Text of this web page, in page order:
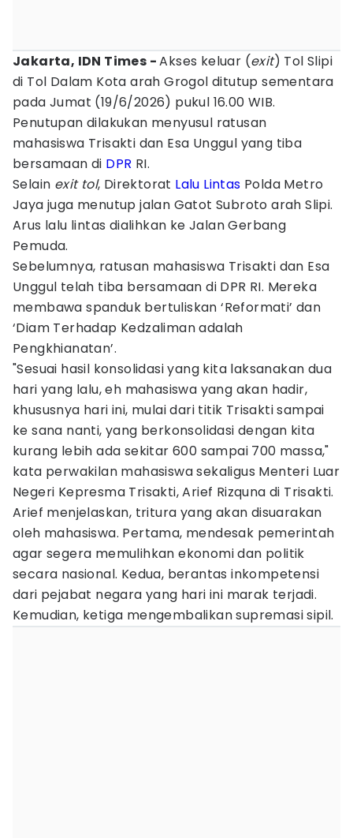
Jakarta, IDN Times -Akses keluar (exit) Tol Slipi
di Tol Dalam Kota arah Grogol ditutup sementara
pada Jumat (19/6/2026) pukul 16.00 WIB.
Penutupan dilakukan menyusul ratusan
mahasiswa Trisakti dan Esa Unggul yang tiba
bersamaan di DPR RI.
Selain exit tol, Direktorat Lalu Lintas Polda Metro
Jaya juga menutup jalan Gatot Subroto arah Slipi.
Arus lalu lintas dialihkan ke Jalan Gerbang
Pemuda.
Sebelumnya, ratusan mahasiswa Trisakti dan Esa
Unggul telah tiba bersamaan di DPR RI. Mereka
membawa spanduk bertuliskan ‘Reformati’ dan
‘Diam Terhadap Kedzaliman adalah
Pengkhianatan’.
"Sesuai hasil konsolidasi yang kita laksanakan dua
hari yang lalu, eh mahasiswa yang akan hadir,
khususnya hari ini, mulai dari titik Trisakti sampai
ke sana nanti, yang berkonsolidasi dengan kita
kurang lebih ada sekitar 600 sampai 700 massa,"
kata perwakilan mahasiswa sekaligus Menteri Luar
Negeri Kepresma Trisakti, Arief Rizquna di Trisakti.
Arief menjelaskan, tritura yang akan disuarakan
oleh mahasiswa. Pertama, mendesak pemerintah
agar segera memulihkan ekonomi dan politik
secara nasional. Kedua, berantas inkompetensi
dari pejabat negara yang hari ini marak terjadi.
Kemudian, ketiga mengembalikan supremasi sipil.